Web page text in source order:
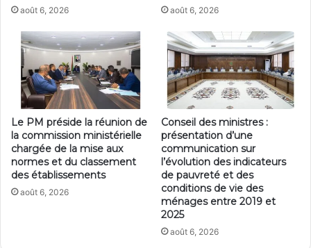
août 6, 2026 août 6, 2026
Le PM préside la réunion de
la commission ministérielle
chargée de la mise aux
normes et du classement
des établissements
août 6, 2026
Conseil des ministres :
présentation d’une
communication sur
l’évolution des indicateurs
de pauvreté et des
conditions de vie des
ménages entre 2019 et
2025
août 6, 2026